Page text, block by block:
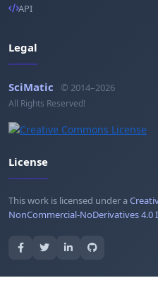
API
Legal
SciMatic © 2014–2026
All Rights Reserved!
License
This work is licensed under a
NonCommercial-NoDerivatives